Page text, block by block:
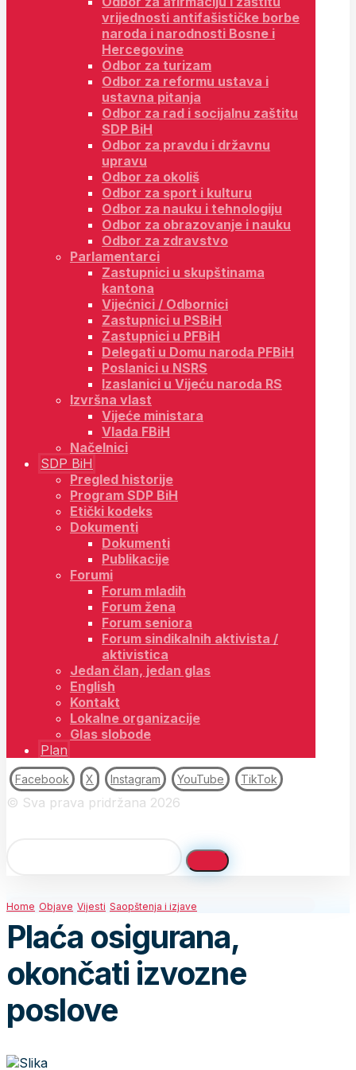
vrijednosti antifašističke borbe
naroda i narodnosti Bosne i
Hercegovine
Odbor za turizam
Odbor za reformu ustava i
ustavna pitanja
Odbor za rad i socijalnu zaštitu
SDP BiH
Odbor za pravdu i državnu
upravu
Odbor za okoliš
Odbor za sport i kulturu
Odbor za nauku i tehnologiju
Odbor za obrazovanje i nauku
Odbor za zdravstvo
Parlamentarci
Zastupnici u skupštinama
kantona
Vijećnici / Odbornici
Zastupnici u PSBiH
Zastupnici u PFBiH
Delegati u Domu naroda PFBiH
Poslanici u NSRS
Izaslanici u Vijeću naroda RS
Izvršna vlast
Vijeće ministara
Vlada FBiH
Načelnici
SDP BiH
Pregled historije
Program SDP BiH
Etički kodeks
Dokumenti
Dokumenti
Publikacije
Forumi
Forum mladih
Forum žena
Forum seniora
Forum sindikalnih aktivista /
aktivistica
Jedan član, jedan glas
English
Kontakt
Lokalne organizacije
Glas slobode
Plan
Facebook X Instagram YouTube TikTok
© Sva prava pridržana 2026
Home Objave Vijesti Saopštenja i izjave
Plaća osigurana,
okončati izvozne
poslove